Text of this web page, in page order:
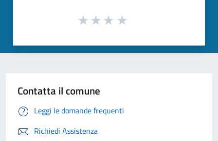
Contatta il comune
Leggi le domande frequenti
Richiedi Assistenza